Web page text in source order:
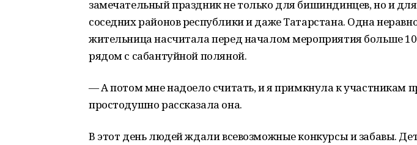
замечательный праздник не только для бишиндинцев, но и
соседних районов республики и даже Татарстана. Одна
жительница насчитала перед началом мероприятия больше
рядом с сабантуйной поляной.
— А потом мне надоело считать, и я примкнула к участникам
простодушно рассказала она.
В этот день людей ждали всевозможные конкурсы и забавы.